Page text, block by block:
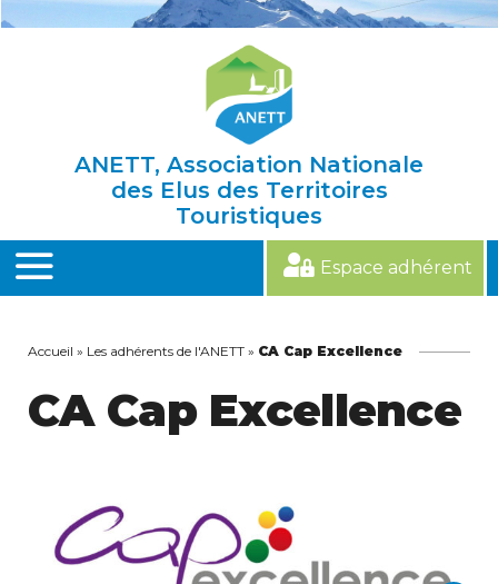
ANETT, Association Nationale
des Elus des Territoires
Touristiques
MENU
Espace adhérent
Accueil » Les adhérents de l'ANETT » CA Cap Excellence
CA Cap Excellence